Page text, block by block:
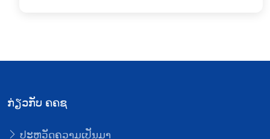
ກ່ຽວກັບ ຄຄຊ
ປະຫວັດຄວາມເປັນມາ